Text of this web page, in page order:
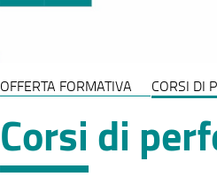
OFFERTA FORMATIVA CORSI DI
Corsi di